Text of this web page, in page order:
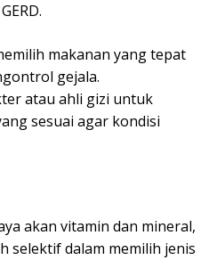
makanan yang tepat
gejala.
atau ahli gizi untuk
sesuai agar kondisi
akan vitamin dan mineral,
selektif dalam memilih jenis